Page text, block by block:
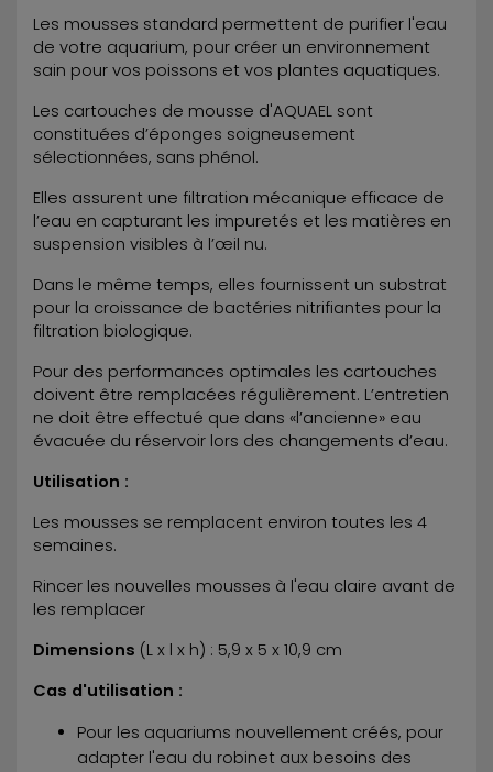
Les mousses standard permettent de purifier l'eau
de votre aquarium, pour créer un environnement
sain pour vos poissons et vos plantes aquatiques.
Les cartouches de mousse d'AQUAEL sont
constituées d’éponges soigneusement
sélectionnées, sans phénol.
Elles assurent une filtration mécanique efficace de
l’eau en capturant les impuretés et les matières en
suspension visibles à l’œil nu.
Dans le même temps, elles fournissent un substrat
pour la croissance de bactéries nitrifiantes pour la
filtration biologique.
Pour des performances optimales les cartouches
doivent être remplacées régulièrement. L’entretien
ne doit être effectué que dans «l’ancienne» eau
évacuée du réservoir lors des changements d’eau.
Utilisation :
Les mousses se remplacent environ toutes les 4
semaines.
Rincer les nouvelles mousses à l'eau claire avant de
les remplacer
Dimensions (L x l x h) : 5,9 x 5 x 10,9 cm
Cas d'utilisation :
Pour les aquariums nouvellement créés, pour
adapter l'eau du robinet aux besoins des